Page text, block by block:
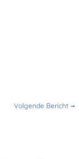
Volgende Bericht →